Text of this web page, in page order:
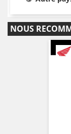
NOUS